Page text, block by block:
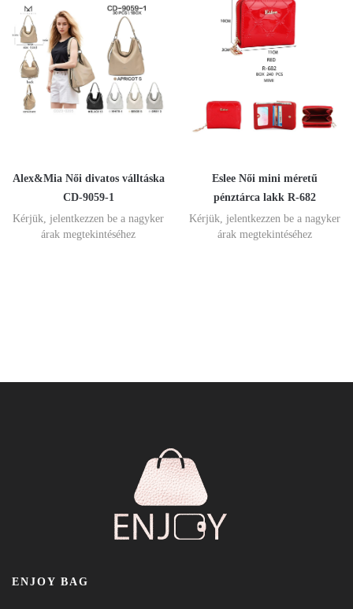
Alex&Mia Női divatos válltáska
CD-9059-1
Kérjük, jelentkezzen be a nagyker
árak megtekintéséhez
Eslee Női mini méretű
pénztárca lakk R-682
Kérjük, jelentkezzen be a nagyker
árak megtekintéséhez
ENJOY BAG